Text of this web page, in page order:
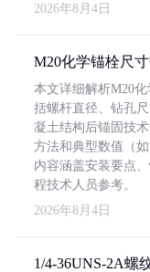
2026年8月4日
M20化学锚栓尺
本文详细解析M20
括螺杆直径、钻孔
凝土结构后锚固技
方法和典型数值（如
内容涵盖安装要点
程技术人员参考。
2026年8月4日
1/4-36UNS-2A螺